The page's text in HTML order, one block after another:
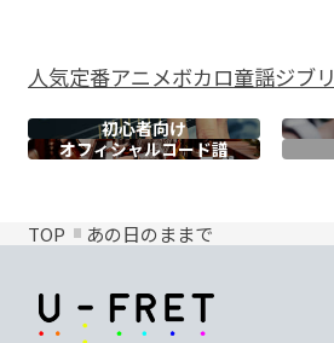
人気定番アニメボカロ童謡ジブリ
初心者向け
オフィシャルコード譜
TOP あの日のままで